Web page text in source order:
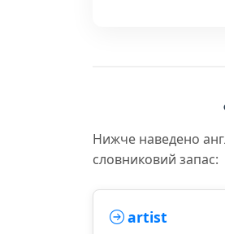
Нижче наведено
словниковий запас:
artist